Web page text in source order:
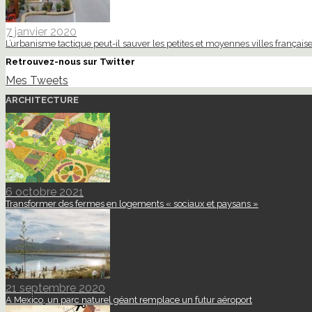
7 janvier 2020
L’urbanisme tactique peut-il sauver les petites et moyennes villes
Retrouvez-nous sur Twitter
Mes Tweets
ARCHITECTURE
6 octobre 2021
Transformer des fermes en logements « sociaux et paysans »
21 septembre 2020
A Mexico, un parc naturel géant remplace un futur aéroport